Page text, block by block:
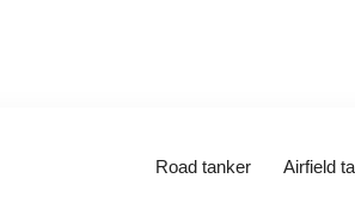
Road tanker Airfield